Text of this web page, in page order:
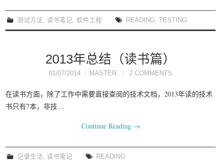
测试方法,读书笔记,软件工程 READING, TESTING
2013年总结（读书篇）
01/07/2014 MASTER 2 COMMENTS
在读书方面，除了工作中需要直接查阅的技术文档，2013年读的技术
书只有7本，非技…
Continue Reading →
记录生活 ,读书笔记 READING